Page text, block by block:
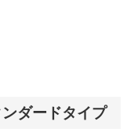
ダードタイプ